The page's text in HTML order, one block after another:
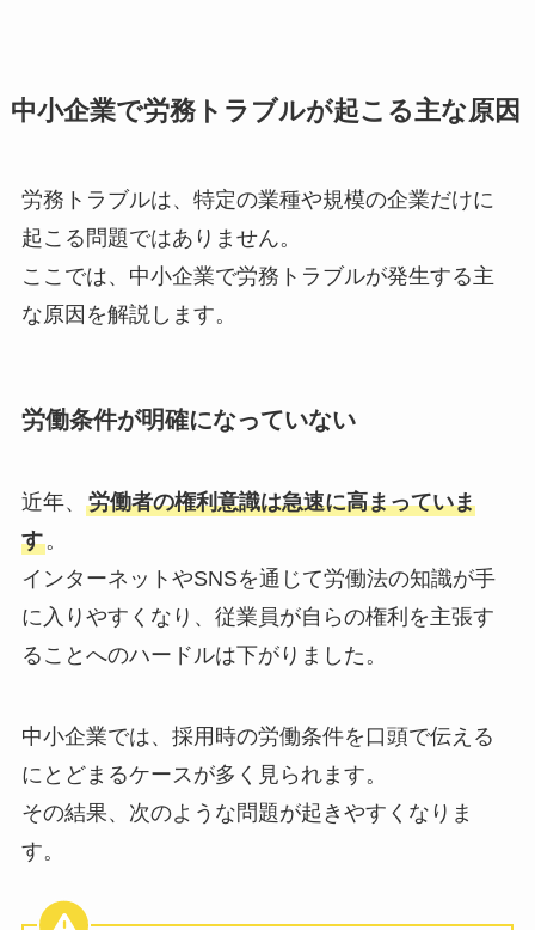
中小企業で労務トラブルが起こる主な原因
労務トラブルは、特定の業種や規模の企業だけに
起こる問題ではありません。
ここでは、中小企業で労務トラブルが発生する主
な原因を解説します。
労働条件が明確になっていない
近年、 労働者の権利意識は急速に高まっていま
す。
インターネットやSNSを通じて労働法の知識が手
に入りやすくなり、従業員が自らの権利を主張す
ることへのハードルは下がりました。
中小企業では、採用時の労働条件を口頭で伝える
にとどまるケースが多く見られます。
その結果、次のような問題が起きやすくなりま
す。